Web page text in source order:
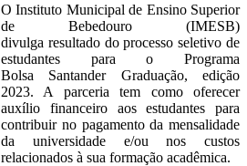
O Instituto Municipal de Ensino Superior
de Bebedouro (IMESB)
divulga resultado do processo seletivo de
estudantes para o Programa
Bolsa Santander Graduação, edição
2023. A parceria tem como oferecer
auxílio financeiro aos estudantes para
contribuir no pagamento da mensalidade
da universidade e/ou nos custos
relacionados à sua formação acadêmica.